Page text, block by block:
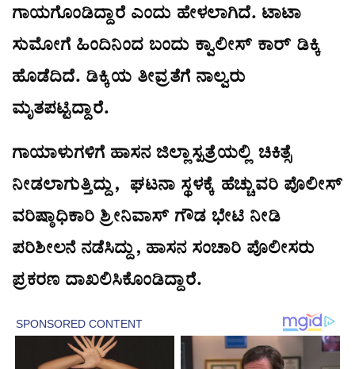
ಗಾಯಗೊಂಡಿದ್ದಾರೆ ಎಂದು ಹೇಳಲಾಗಿದೆ. ಟಾಟಾ
ಸುಮೋಗೆ ಹಿಂದಿನಿಂದ ಬಂದು ಕ್ವಾಲೀಸ್ ಕಾರ್ ಡಿಕ್ಕಿ
ಹೊಡೆದಿದೆ. ಡಿಕ್ಕಿಯ ತೀವ್ರತೆಗೆ ನಾಲ್ವರು
ಮೃತಪಟ್ಟಿದ್ದಾರೆ.
ಗಾಯಾಳುಗಳಿಗೆ ಹಾಸನ ಜಿಲ್ಲಾಸ್ಪತ್ರೆಯಲ್ಲಿ ಚಿಕಿತ್ಸೆ
ನೀಡಲಾಗುತ್ತಿದ್ದು, ಘಟನಾ ಸ್ಥಳಕ್ಕೆ ಹೆಚ್ಚುವರಿ ಪೊಲೀಸ್
ವರಿಷ್ಠಾಧಿಕಾರಿ ಶ್ರೀನಿವಾಸ್ ಗೌಡ ಭೇಟಿ ನೀಡಿ
ಪರಿಶೀಲನೆ ನಡೆಸಿದ್ದು, ಹಾಸನ ಸಂಚಾರಿ ಪೊಲೀಸರು
ಪ್ರಕರಣ ದಾಖಲಿಸಿಕೊಂಡಿದ್ದಾರೆ.